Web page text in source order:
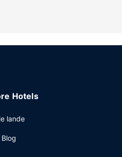
spillerum.
døgnet rundt.Tag
tilbydes mod gebyr
Hotels
lande
Blog